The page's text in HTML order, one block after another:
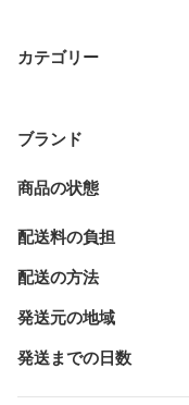
カテゴリー
ブランド
商品の状態
配送料の負担
配送の方法
発送元の地域
発送までの日数